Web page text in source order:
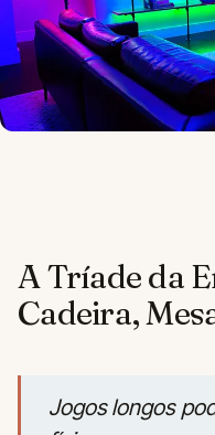
A Tríade da
Cadeira,
Jogos longos